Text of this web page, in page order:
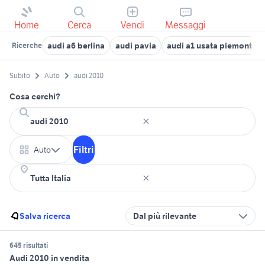
Home Cerca Vendi Messaggi
Ricerche audi a6 berlina audi pavia audi a1 usata piemonte
Subito Auto audi 2010
Cosa cerchi?
Auto Filtri
Salva ricerca Dal più rilevante
645 risultati
Audi 2010 in vendita